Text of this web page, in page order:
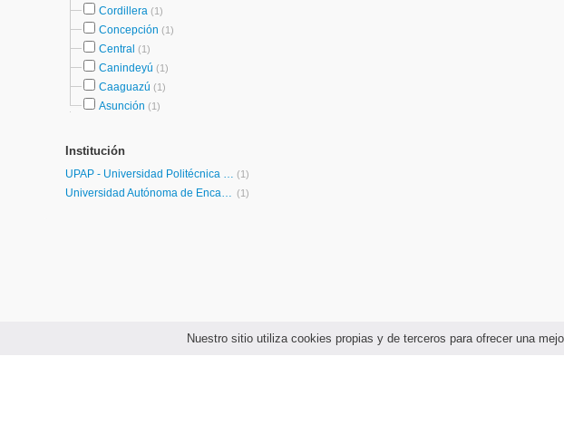
Nuestro sitio utiliza cookies propias y de terceros para ofrecer una
Cordillera (1)
Concepción (1)
Central (1)
Canindeyú (1)
Caaguazú (1)
Asunción (1)
Institución
UPAP - Universidad Politécnica y Artística del Paraguay (1)
Universidad Autónoma de Encarnación (1)